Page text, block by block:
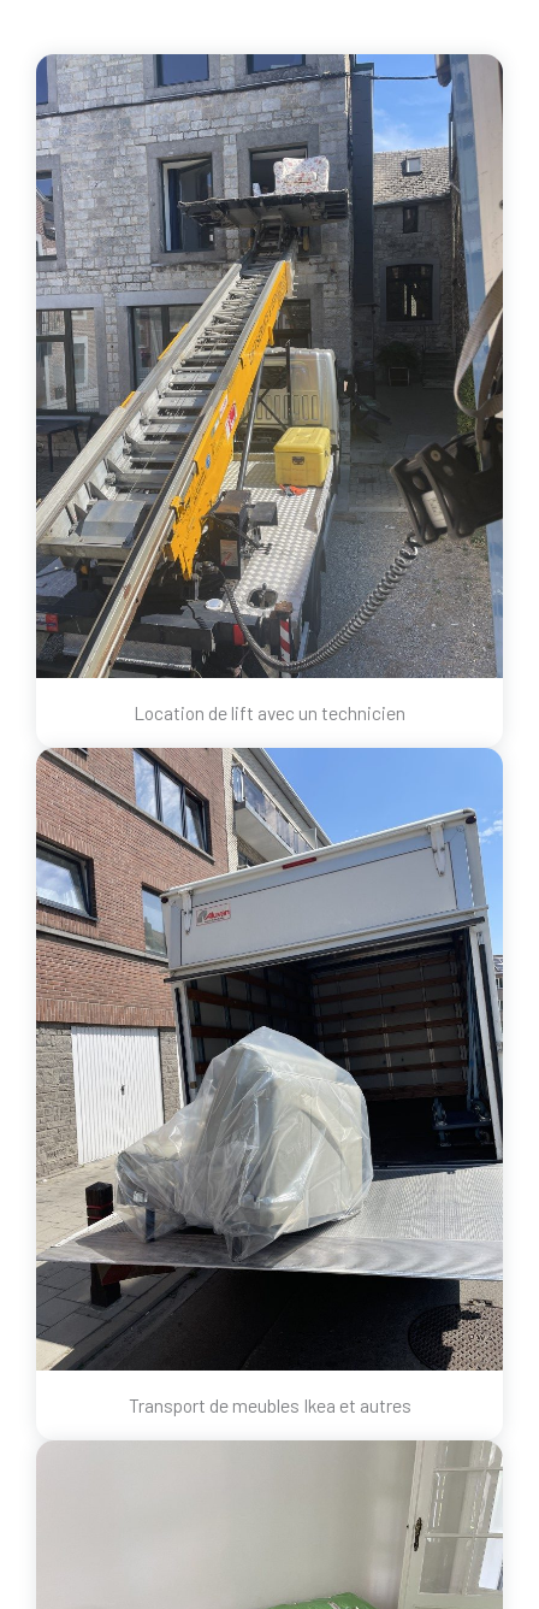
Location de lift avec un technicien
Transport de meubles Ikea et autres